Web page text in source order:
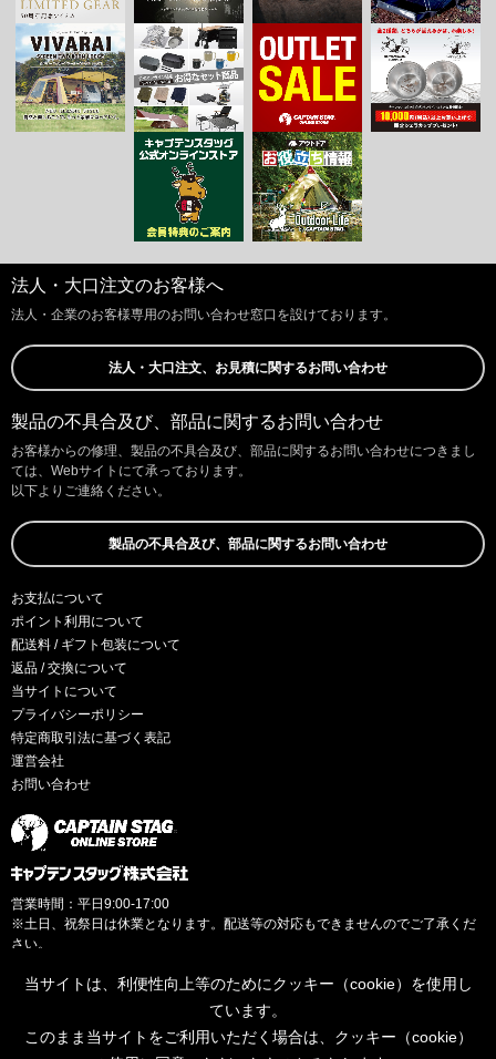
法人・大口注文のお客様へ
法人・企業のお客様専用のお問い合わせ窓口を設けております。
法人・大口注文、お見積に関するお問い合わせ
製品の不具合及び、部品に関するお問い合わせ
お客様からの修理、製品の不具合及び、部品に関するお問い合わせにつきまし
ては、Webサイトにて承っております。
以下よりご連絡ください。
製品の不具合及び、部品に関するお問い合わせ
お支払について
ポイント利用について
配送料 / ギフト包装について
返品 / 交換について
当サイトについて
プライバシーポリシー
特定商取引法に基づく表記
運営会社
お問い合わせ
営業時間：平日9:00-17:00
※土日、祝祭日は休業となります。配送等の対応もできませんのでご了承くだ
さい。
当サイトは、利便性向上等のためにクッキー（cookie）を使用し
ています。
このまま当サイトをご利用いただく場合は、クッキー（cookie）